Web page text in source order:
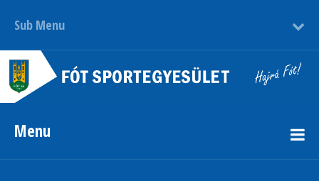
Sub Menu
Menu